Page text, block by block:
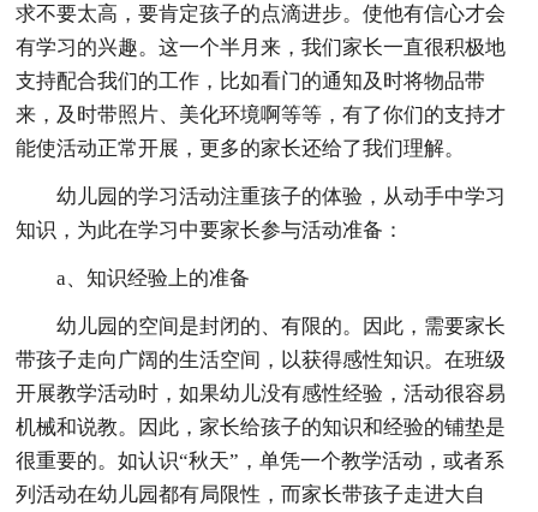
求不要太高，要肯定孩子的点滴进步。使他有信心才会
有学习的兴趣。这一个半月来，我们家长一直很积极地
支持配合我们的工作，比如看门的通知及时将物品带
来，及时带照片、美化环境啊等等，有了你们的支持才
能使活动正常开展，更多的家长还给了我们理解。
幼儿园的学习活动注重孩子的体验，从动手中学习
知识，为此在学习中要家长参与活动准备：
a、知识经验上的准备
幼儿园的空间是封闭的、有限的。因此，需要家长
带孩子走向广阔的生活空间，以获得感性知识。在班级
开展教学活动时，如果幼儿没有感性经验，活动很容易
机械和说教。因此，家长给孩子的知识和经验的铺垫是
很重要的。如认识“秋天”，单凭一个教学活动，或者系
列活动在幼儿园都有局限性，而家长带孩子走进大自